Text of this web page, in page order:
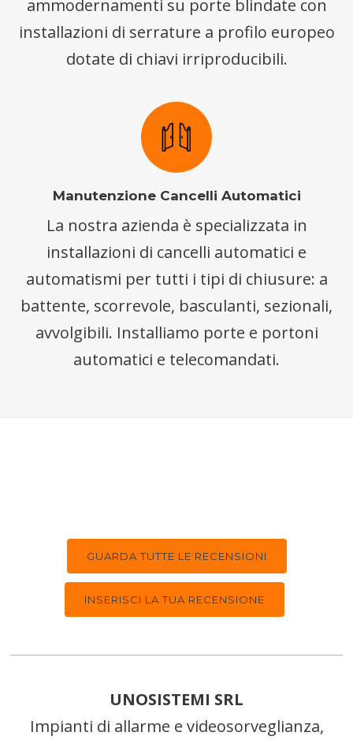
ammodernamenti su porte blindate con
installazioni di serrature a profilo europeo
dotate di chiavi irriproducibili.
Manutenzione Cancelli Automatici
La nostra azienda è specializzata in
installazioni di cancelli automatici e
automatismi per tutti i tipi di chiusure: a
battente, scorrevole, basculanti, sezionali,
avvolgibili. Installiamo porte e portoni
automatici e telecomandati.
GUARDA TUTTE LE RECENSIONI
INSERISCI LA TUA RECENSIONE
UNOSISTEMI SRL
Impianti di allarme e videosorveglianza,